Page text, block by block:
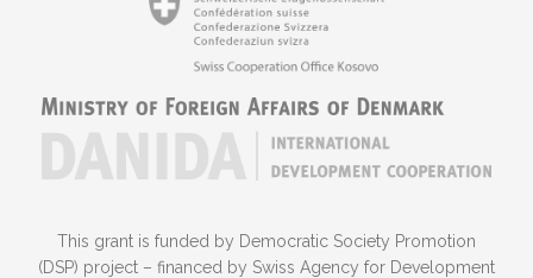
This grant is funded by Democratic Society Promotion
(DSP) project – financed by Swiss Agency for Development